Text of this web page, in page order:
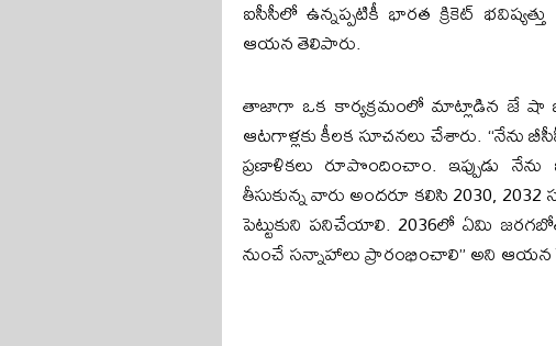
ఐసీసీలో ఉన్నప్పటికీ భారత క్రికెట్
ఆయన తెలిపారు.
తాజాగా ఒక కార్యక్రమంలో మాట్లాడిన జే షా
ఆటగాళ్లకు కీలక సూచనలు చేశారు. “నేను
ప్రణాళికలు రూపొందించాం. ఇప్పుడు
తీసుకున్న వారు అందరూ కలిసి 2030,
పెట్టుకుని పనిచేయాలి. 2036లో ఏమి
నుంచే సన్నాహాలు ప్రారంభించాలి” అని ఆయన